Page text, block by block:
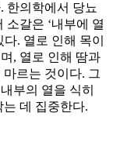
한의학에서 당뇨
소갈은 ‘내부에 열
. 열로 인해 목이
, 열로 인해 땀과
르는 것이다. 그
부의 열을 식히
데 집중한다.